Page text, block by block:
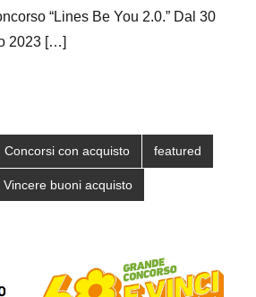
“Lines Be You 2.0.” Dal 30
2023 […]
Concorsi con acquisto featured
Vincere buoni acquisto